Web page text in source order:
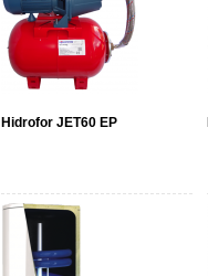
Hidrofor JET60 EP